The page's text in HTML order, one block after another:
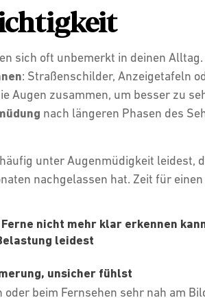
sich oft unbemerkt in deinen
: Straßenschilder, Anzeigetafeln
zusammen, um besser zu
nach längeren Phasen des
unter Augenmüdigkeit leidest,
nachgelassen hat. Zeit für
nicht mehr klar erkennen
leidest
unsicher fühlst
beim Fernsehen sehr nah am